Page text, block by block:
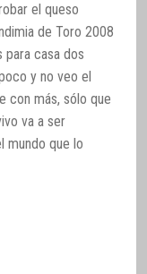
el queso
de Toro 2008
para casa dos
y no veo el
con más, sólo que
va a ser
mundo que lo